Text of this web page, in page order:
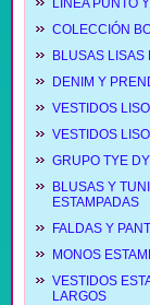
LINEA PUNTO
COLECCIÓN
BLUSAS LISAS
DENIM Y
VESTIDOS
VESTIDOS
GRUPO TYE
BLUSAS Y
ESTAMPADAS
FALDAS Y
MONOS
VESTIDOS
LARGOS